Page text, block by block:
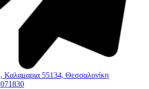
Καλαμαρια 55134, Θεσσαλονίκη